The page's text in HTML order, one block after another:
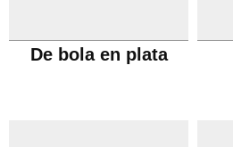
De bola en plata